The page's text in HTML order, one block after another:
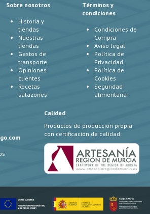
Sobre nosotros
Historia y
tiendas
Nuestras
tiendas
Gastos de
transporte
Opiniones
clientes
Recetas
salazones
Términos y
condiciones
Condiciones de
Compra
Aviso legal
Política de
Privacidad
Política de
Cookies
Seguridad
alimentaria
Calidad
Productos de producción propia
con certificación de calidad: